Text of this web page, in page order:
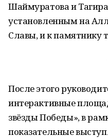
Шаймуратова и
установленным на
Славы, и к памятнику
После этого
интерактивные
звёзды Победы», в
показательные